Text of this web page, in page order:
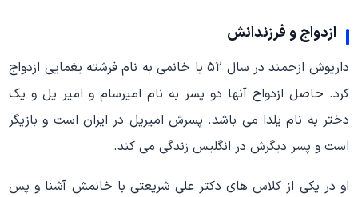
ازدواج و فرزندانش
داریوش ازجمند در سال 52 با خانمی به نام فرشته یغمایی ازدواج
کرد. حاصل ازدواح آنها دو پسر به نام امیرسام و امیر یل و یک
دختر به نام یلدا می باشد. پسرش امیریل در ایران است و بازیگر
است و پسر دیگرش در انگلیس زندگی می کند.
او در یکی از کلاس های دکتر علی شریعتی با خانمش آشنا و پس